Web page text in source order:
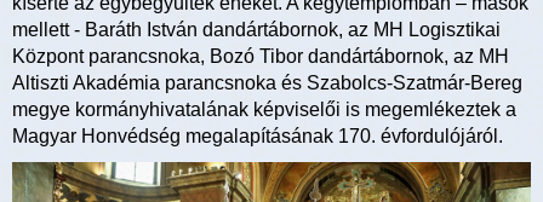
mellett - Baráth István dandártábornok, az MH Logisztikai
Központ parancsnoka, Bozó Tibor dandártábornok, az MH
Altiszti Akadémia parancsnoka és Szabolcs-Szatmár-Bereg
megye kormányhivatalának képviselői is megemlékeztek a
Magyar Honvédség megalapításának 170. évfordulójáról.